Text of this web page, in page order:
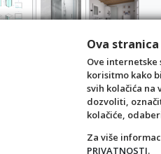
Ova
Ove internetske
korisitmo kako
svih kolačića na
dozvoliti,
kolačiće,
Za više
PRIVATNOSTI.